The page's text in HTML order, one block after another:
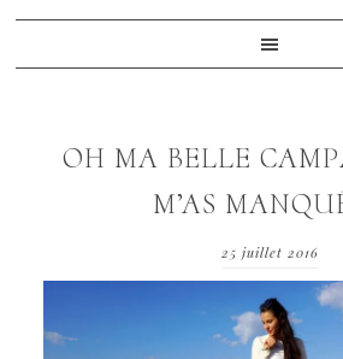
OH MA BELLE
M’AS
25 juillet 2016